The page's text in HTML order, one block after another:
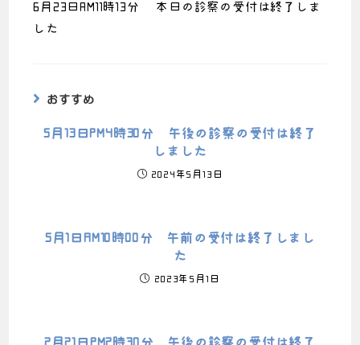
6月23日AM11時13分 本日の診察の受付は終了しま
した
おすすめ
5月13日PM4時30分 午後の診察の受付は終了
しました
2024年5月13日
5月1日AM10時00分 午前の受付は終了しまし
た
2023年5月1日